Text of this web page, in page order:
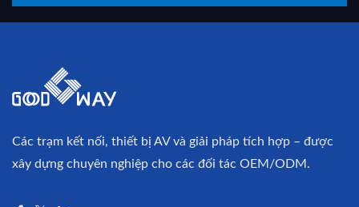
Các trạm kết nối, thiết bị AV và giải pháp tích hợp – được
xây dựng chuyên nghiệp cho các đối tác OEM/ODM.